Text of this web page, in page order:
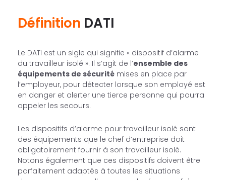
Définition DATI
Le DATI est un sigle qui signifie « dispositif d’alarme
du travailleur isolé ». Il s’agit de l’ensemble des
équipements de sécurité mises en place par
l’employeur, pour détecter lorsque son employé est
en danger et alerter une tierce personne qui pourra
appeler les secours.
Les dispositifs d’alarme pour travailleur isolé sont
des équipements que le chef d’entreprise doit
obligatoirement fournir à son travailleur isolé.
Notons également que ces dispositifs doivent être
parfaitement adaptés à toutes les situations